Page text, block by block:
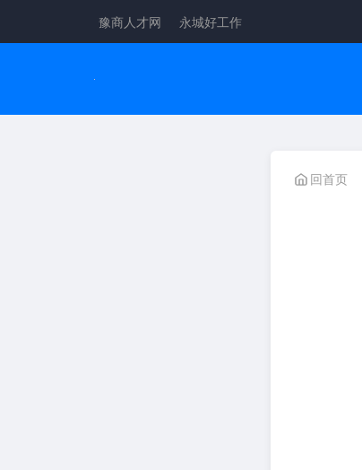
豫商人才网 永城好工作
回首页